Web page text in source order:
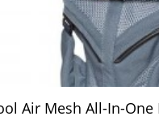
Air Mesh All-In-